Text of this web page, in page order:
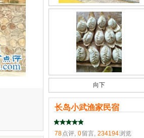
向下
长岛小武渔家民宿
78点评, 0留言, 234194浏览